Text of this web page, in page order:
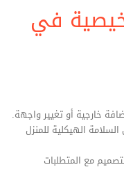
في
خارجية أو تغيير واجهة.
الهيكلية للمنزل
مع المتطلبات